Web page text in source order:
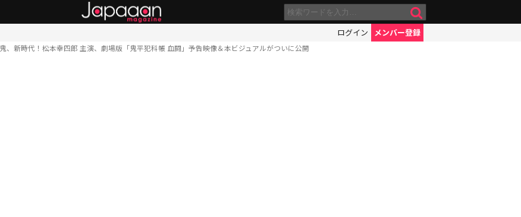
ログイン メンバー登録
鬼、新時代！松本幸四郎 主演、劇場版「鬼平犯科帳 血闘」予告映像＆本ビジュアルがついに公開